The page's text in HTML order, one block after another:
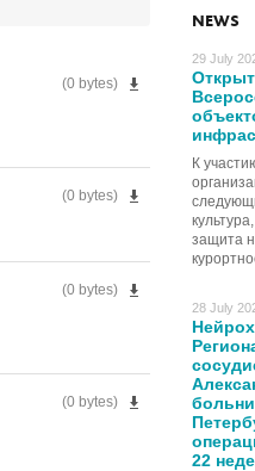
NEWS
29 July
К
защита
28 July
22
(0 bytes)
(0 bytes)
(0 bytes)
(0 bytes)